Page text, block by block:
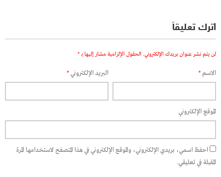
اترك تعليقاً
لن يتم نشر عنوان بريدك الإلكتروني. الحقول الإلزامية مشار إليها بـ *
الاسم* البريد الإلكتروني*
الموقع الإلكتروني
احفظ اسمي، بريدي الإلكتروني، والموقع الإلكتروني في هذا المتصفح لاستخدامها المرة
المقبلة في تعليقي.